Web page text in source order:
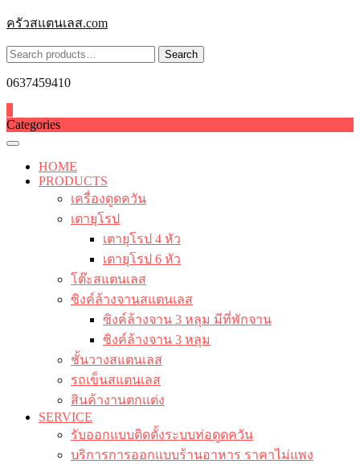
Skip
to
content
ครัวสแตนเลส.com
Search
for:
Search
0637459410
Categories
HOME
PRODUCTS
เครื่องดูดควัน
เตายุโรป
เตายุโรป 4 หัว
เตายุโรป 6 หัว
โต๊ะสแตนเลส
ซิงค์ล้างจานสแตนเลส
ซิงค์ล้างจาน 3 หลุม มีที่พักจาน
ซิงค์ล้างจาน 3 หลุม
ชั้นวางสแตนเลส
รถเข็นสแตนเลส
สินค้างานตกแต่ง
SERVICE
รับออกแบบติดตั้งระบบท่อดูดควัน
บริการการออกแบบร้านอาหาร ราคาไม่แพง